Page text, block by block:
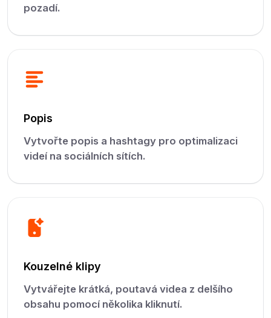
pozadí.
Popis
Vytvořte popis a hashtagy pro optimalizaci
videí na sociálních sítích.
Kouzelné klipy
Vytvářejte krátká, poutavá videa z delšího
obsahu pomocí několika kliknutí.